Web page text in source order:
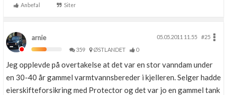
Anbefal Siter
arnie 05.05.2011 11.55
#25
359
ØSTLANDET 0
Jeg opplevde på overtakelse at det var en stor vanndam under
en 30-40 år gammel varmtvannsbereder i kjelleren. Selger hadde
eierskifteforsikring med Protector og det var jo en gammel tank